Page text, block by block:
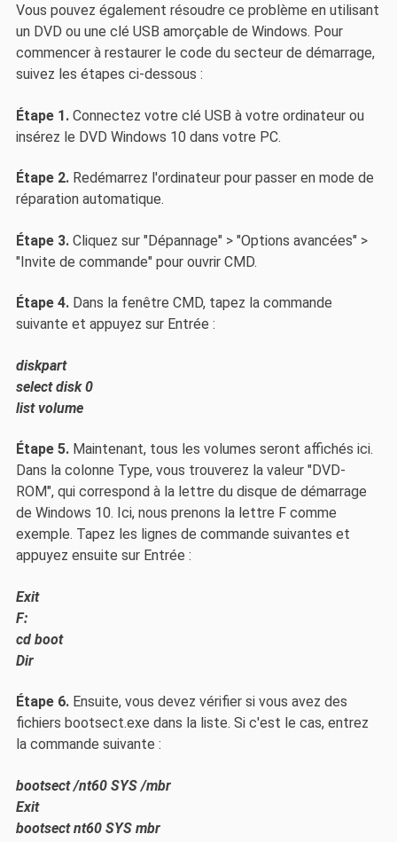
Vous pouvez également résoudre ce problème en utilisant
un DVD ou une clé USB amorçable de Windows. Pour
commencer à restaurer le code du secteur de démarrage,
suivez les étapes ci-dessous :
Étape 1. Connectez votre clé USB à votre ordinateur ou
insérez le DVD Windows 10 dans votre PC.
Étape 2. Redémarrez l'ordinateur pour passer en mode de
réparation automatique.
Étape 3. Cliquez sur "Dépannage" > "Options avancées" >
"Invite de commande" pour ouvrir CMD.
Étape 4. Dans la fenêtre CMD, tapez la commande
suivante et appuyez sur Entrée :
diskpart
select disk 0
list volume
Étape 5. Maintenant, tous les volumes seront affichés ici.
Dans la colonne Type, vous trouverez la valeur "DVD-
ROM", qui correspond à la lettre du disque de démarrage
de Windows 10. Ici, nous prenons la lettre F comme
exemple. Tapez les lignes de commande suivantes et
appuyez ensuite sur Entrée :
Exit
F:
cd boot
Dir
Étape 6. Ensuite, vous devez vérifier si vous avez des
fichiers bootsect.exe dans la liste. Si c'est le cas, entrez
la commande suivante :
bootsect /nt60 SYS /mbr
Exit
bootsect nt60 SYS mbr